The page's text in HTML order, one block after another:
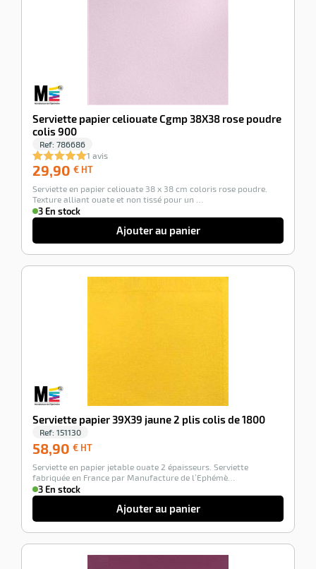
Serviette papier celiouate Cgmp 38X38 rose poudre
colis 900
Ref: 786686
1 avis
29,90 € HT
HT
Serviette en papier celiouate 38 x 38 cm coloris rose poudre.
Texture alliant ouate et non tissé pour un …
3 En stock
Ajouter au panier
Serviette papier 39X39 jaune 2 plis colis de 1800
Ref: 151130
58,90 € HT
HT
Serviette en papier jetable ouate 2 épaisseurs. Serviette
fabriquée en France par Manufacture de l’Ephémè…
3 En stock
Ajouter au panier